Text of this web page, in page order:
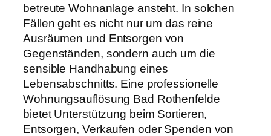
betreute Wohnanlage ansteht. In solchen
Fällen geht es nicht nur um das reine
Ausräumen und Entsorgen von
Gegenständen, sondern auch um die
sensible Handhabung eines
Lebensabschnitts. Eine professionelle
Wohnungsauflösung Bad Rothenfelde
bietet Unterstützung beim Sortieren,
Entsorgen, Verkaufen oder Spenden von